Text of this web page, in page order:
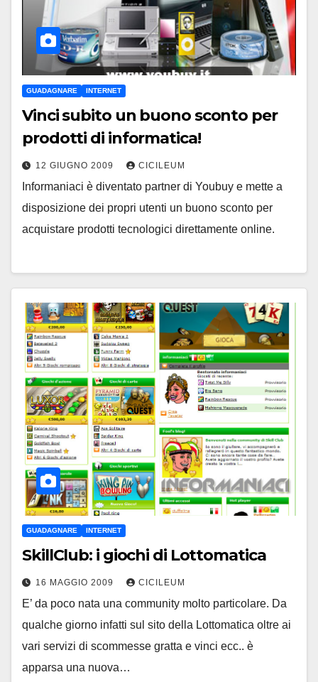
GUADAGNARE INTERNET
Vinci subito un buono sconto per
prodotti di informatica!
12 GIUGNO 2009 CICILEUM
Informaniaci è diventato partner di Youbuy e mette a
disposizione dei propri utenti un buono sconto per
acquistare prodotti tecnologici direttamente online.
GUADAGNARE INTERNET
SkillClub: i giochi di Lottomatica
16 MAGGIO 2009 CICILEUM
E’ da poco nata una community molto particolare. Da
qualche giorno infatti sul sito della Lottomatica oltre ai
vari servizi di scommesse gratta e vinci ecc.. è
apparsa una nuova…